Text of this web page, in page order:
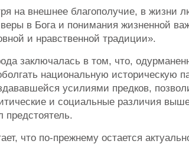
на внешнее благополучие, в жизни
в Бога и понимания жизненной
и нравственной традиции».
заключалась в том, что,
национальную историческую
усилиями предков,
и социальные различия
что по-прежнему остается